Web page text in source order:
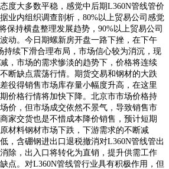
度大多数平稳，感觉中后期L360N管线管价
业内组织调查剖析，80%以上贸易公司感觉
保持横盘整理发展趋势，90%以上贸易公司
动。今日期螺新房开盘一路下挫，在下午
持续下滑合理布局，市场信心较为消沉，现
，市场的需求惨淡的趋势下，价格将连续
断缺点震荡行情。期货交易和钢材的大跌
役得销售市场库存量小幅度升高，在这里
价格行情将加快下降。北京市市场价格持
价，但市场成交依然不景气，导致销售市
家交货也是不惜成本降价销售，预计短期
材料钢材市场下跌，下游需求的不断减
，含硼钢进出口退税撤消对L360N管线管出
除，出入口将转化为直销，提升供需工作
点。对L360N管线管行业具有积极作用，但